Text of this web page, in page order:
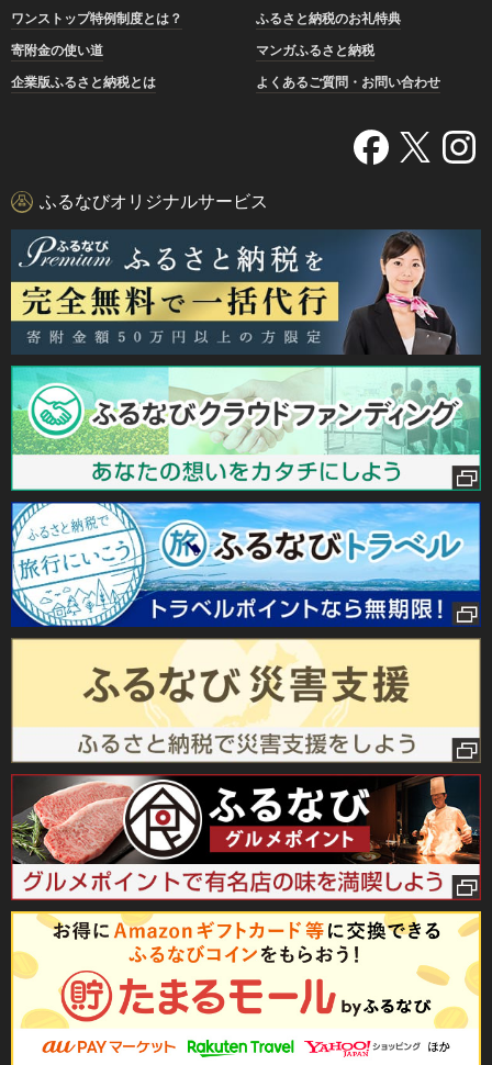
ワンストップ特例制度とは？
ふるさと納税のお礼特典
寄附金の使い道
マンガふるさと納税
企業版ふるさと納税とは
よくあるご質問・お問い合わせ
ふるなびオリジナルサービス